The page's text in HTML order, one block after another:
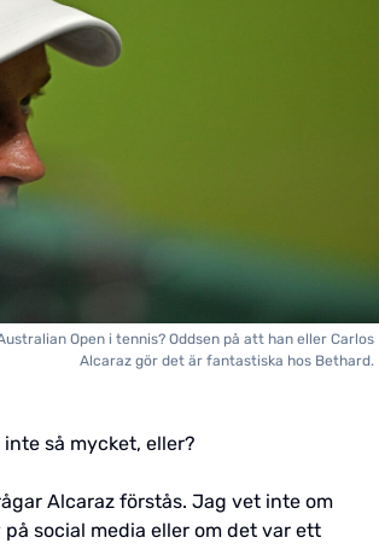
Open i tennis? Oddsen på att han eller Carlos
Alcaraz gör det är fantastiska hos Bethard.
så mycket, eller?
Alcaraz förstås. Jag vet inte om
på social media eller om det var ett